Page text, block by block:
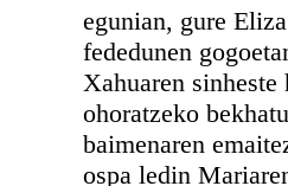
egunian, gure
fededunen
Xahuaren
ohoratzeko
baimenaren
ospa ledin